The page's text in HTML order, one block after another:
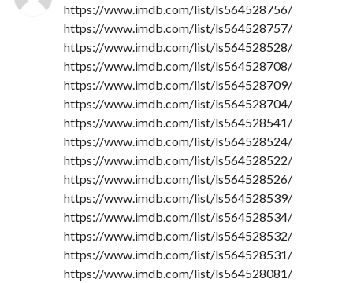
https://www.imdb.com/list/ls564528756/
https://www.imdb.com/list/ls564528757/
https://www.imdb.com/list/ls564528528/
https://www.imdb.com/list/ls564528708/
https://www.imdb.com/list/ls564528709/
https://www.imdb.com/list/ls564528704/
https://www.imdb.com/list/ls564528541/
https://www.imdb.com/list/ls564528524/
https://www.imdb.com/list/ls564528522/
https://www.imdb.com/list/ls564528526/
https://www.imdb.com/list/ls564528539/
https://www.imdb.com/list/ls564528534/
https://www.imdb.com/list/ls564528532/
https://www.imdb.com/list/ls564528531/
https://www.imdb.com/list/ls564528081/